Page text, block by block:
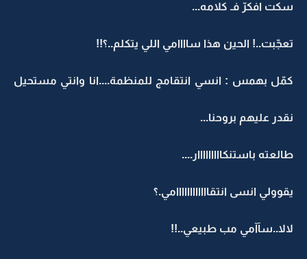
سكت افكرّ فـ كلامه...
تعجّبت..! الحين هذا ساااامي اللي يتكلم..؟!!
كمّل بهمس : انسي انتقامج للمنظمة....انا وانتي مستحيل
نقدر عليهم بروحنا...
طالعته باستنكااااااااار....
يقوولي انسى انتقاااااااااااامي.؟
لالا..سآآمي مب طبيعي..!!